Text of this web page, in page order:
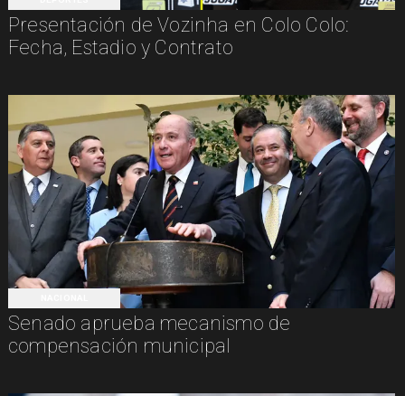
Presentación de Vozinha en Colo Colo:
Fecha, Estadio y Contrato
Senado aprueba mecanismo de
compensación municipal